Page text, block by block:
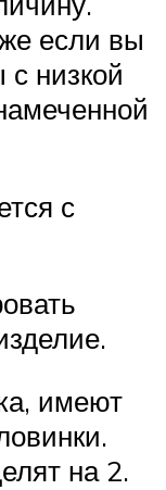
если вы
низкой
с
имеют
на 2.